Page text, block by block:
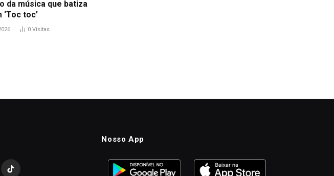
da música que batiza
‘Toc toc’
0 Visitas
TikTok
Nosso App